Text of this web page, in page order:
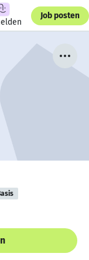
Job posten